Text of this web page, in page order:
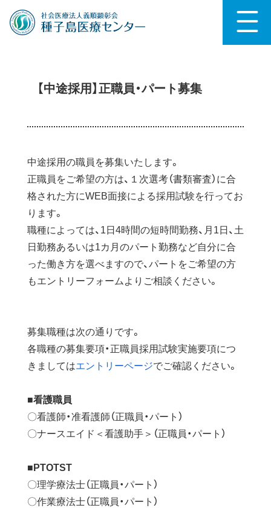
【中途採用】正職員・パート募集
中途採用の職員を募集いたします。
正職員をご希望の方は、１次選考（書類審査）に合
格された方にWEB面接による採用試験を行ってお
ります。
職種によっては、1日4時間の短時間勤務、月1日、土
日勤務あるいは1カ月のパート勤務など自分に合
った働き方を選べますので、パートをご希望の方
もエントリーフォームよりご相談ください。
募集職種は次の通りです。
各職種の募集要項・正職員採用試験実施要項につ
きましてはエントリーページでご確認ください。
■看護職員
〇看護師・准看護師（正職員・パート）
〇ナースエイド＜看護助手＞（正職員・パート）
■PTOTST
〇理学療法士（正職員・パート）
〇作業療法士（正職員・パート）